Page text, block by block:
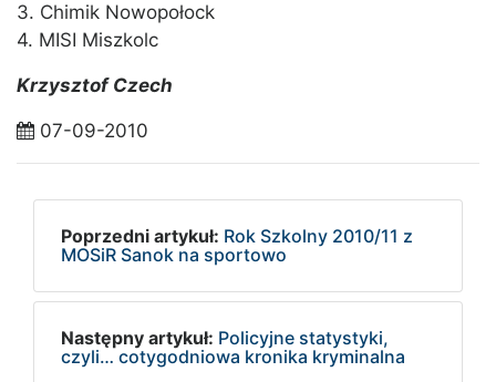
3. Chimik Nowopołock
4. MISI Miszkolc
Krzysztof Czech
07-09-2010
Poprzedni artykuł: Rok Szkolny 2010/11 z
MOSiR Sanok na sportowo
Następny artykuł: Policyjne statystyki,
czyli… cotygodniowa kronika kryminalna